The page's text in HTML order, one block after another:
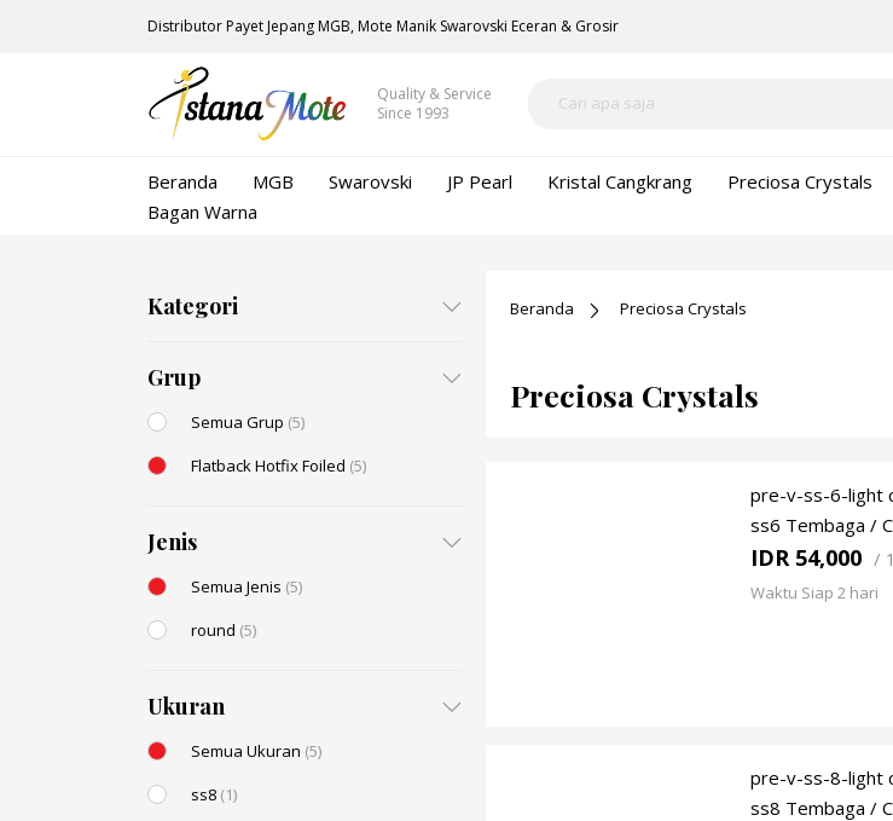
Distributor Payet Jepang MGB, Mote Manik Swarovski Eceran & Grosir
Quality & Service
Since 1993
Beranda MGB Swarovski JP Pearl Kristal Cangkrang Preciosa Crystals
Bagan Warna
Kategori
Grup
Semua Grup (5)
Flatback Hotfix Foiled (5)
Jenis
Semua Jenis (5)
round (5)
Ukuran
Semua Ukuran (5)
ss8 (1)
Beranda Preciosa Crystals
Preciosa Crystals
pre-v-ss-6-light
ss6 Tembaga /
IDR 54,000 /
Waktu Siap 2 hari
pre-v-ss-8-light
ss8 Tembaga /